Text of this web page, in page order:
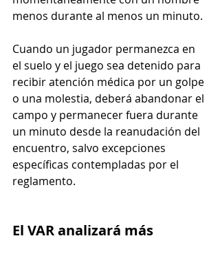
menos durante al menos un minuto.
Cuando un jugador permanezca en
el suelo y el juego sea detenido para
recibir atención médica por un golpe
o una molestia, deberá abandonar el
campo y permanecer fuera durante
un minuto desde la reanudación del
encuentro, salvo excepciones
específicas contempladas por el
reglamento.
El VAR analizará más